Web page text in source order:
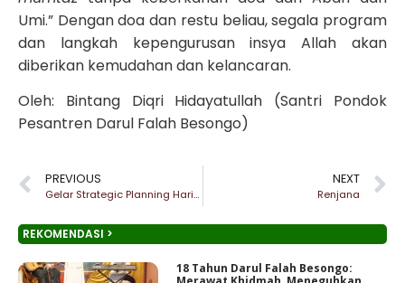
Umi.” Dengan doa dan restu beliau, segala program
dan langkah kepengurusan insya Allah akan
diberikan kemudahan dan kelancaran.
Oleh: Bintang Diqri Hidayatullah (Santri Pondok
Pesantren Darul Falah Besongo)
PREVIOUS
Gelar Strategic Planning Hari Pertama: Kabinet Mumtaz Bahas Leadership dan Khidmah Santri
NEXT
Renjana
REKOMENDASI >
18 Tahun Darul Falah Besongo: